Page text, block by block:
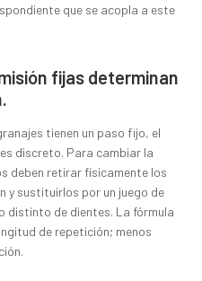
que se acopla a este
fijas determinan
tienen un paso fijo, el
discreto. Para cambiar la
deben retirar físicamente los
y sustituirlos por un juego de
distinto de dientes. La fórmula
de repetición; menos